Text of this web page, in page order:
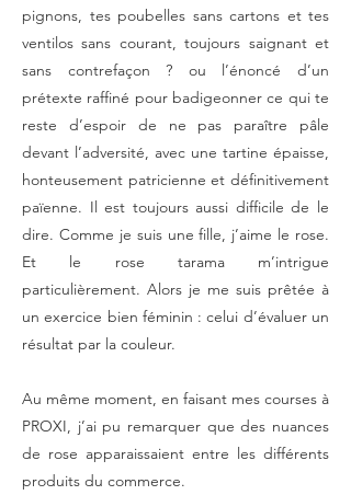
pignons, tes poubelles sans cartons et tes
ventilos sans courant, toujours saignant et
sans contrefaçon ? ou l’énoncé d’un
prétexte raffiné pour badigeonner ce qui te
reste d’espoir de ne pas paraître pâle
devant l’adversité, avec une tartine épaisse,
honteusement patricienne et définitivement
païenne. Il est toujours aussi difficile de le
dire. Comme je suis une fille, j’aime le rose.
Et le rose tarama m’intrigue
particulièrement. Alors je me suis prêtée à
un exercice bien féminin : celui d’évaluer un
résultat par la couleur.
Au même moment, en faisant mes courses à
PROXI, j’ai pu remarquer que des nuances
de rose apparaissaient entre les différents
produits du commerce.